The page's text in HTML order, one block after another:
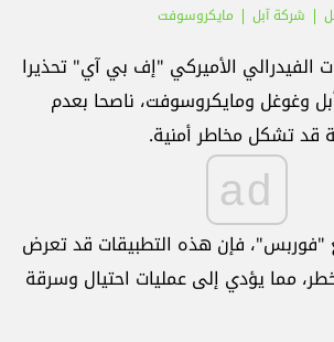
شركة آبل
مايكروسوفت
الفيدرالي الأميركي "إف بي آي" تحذيرا
وغوغل ومايكروسوفت، ناصحا بعدم
قد تشكل مخاطر أمنية.
ad
فإن هذه التطبيقات قد تعرض
مما يؤدي إلى عمليات احتيال وسرقة